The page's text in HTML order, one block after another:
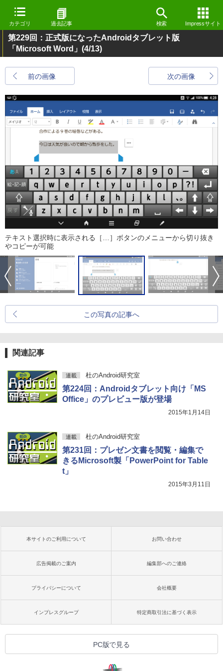
カテゴリ 過去記事 検索 Impressサイト
第229回：正式版になったAndroidタブレット版
「Microsoft Word」 (4/13)
前の画像 次の画像
テキスト選択時に表示される［…］ボタンのメニューから切り抜き
やコピーが可能
この写真の記事へ
関連記事
連載 杜のAndroid研究室
第224回：Androidタブレット向け「MS
Office」のプレビュー版が登場
2015年1月14日
連載 杜のAndroid研究室
第231回：プレゼン文書を閲覧・編集で
きるMicrosoft製「PowerPoint for Table
t」
2015年3月11日
本サイトのご利用について お問い合わせ
広告掲載のご案内 編集部へのご連絡
プライバシーについて 会社概要
インプレスグループ 特定商取引法に基づく表示
PC版で見る